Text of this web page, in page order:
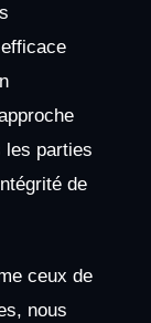
les parties
de
ceux de
nous